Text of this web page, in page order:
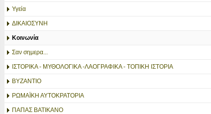
Υγεία
ΔΙΚΑΙΟΣΥΝΗ
Κοινωνία
Σαν σημερα...
ΙΣΤΟΡΙΚΑ - ΜΥΘΟΛΟΓΙΚΑ -ΛΑΟΓΡΑΦΙΚΑ - ΤΟΠΙΚΗ ΙΣΤΟΡΙΑ
ΒΥΖΑΝΤΙΟ
ΡΩΜΑΪΚΗ ΑΥΤΟΚΡΑΤΟΡΙΑ
ΠΑΠΑΣ ΒΑΤΙΚΑΝΟ